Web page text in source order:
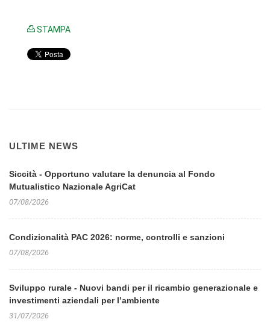
STAMPA
ULTIME NEWS
Siccità - Opportuno valutare la denuncia al Fondo
Mutualistico Nazionale AgriCat
07/08/2026
Condizionalità PAC 2026: norme, controlli e sanzioni
07/08/2026
Sviluppo rurale - Nuovi bandi per il ricambio generazionale e
investimenti aziendali per l’ambiente
31/07/2026